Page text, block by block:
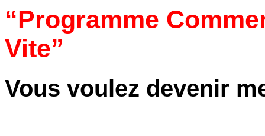
“Programme
Vite”
Vous voulez devenir